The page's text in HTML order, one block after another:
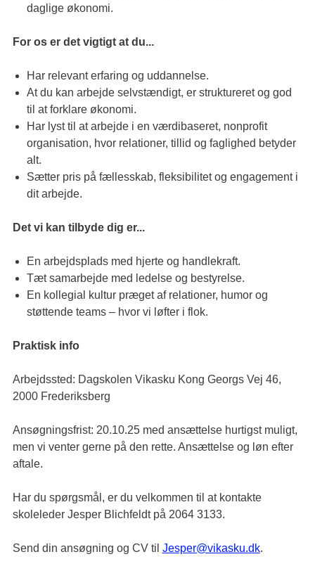
daglige økonomi.
For os er det vigtigt at du...
Har relevant erfaring og uddannelse.
At du kan arbejde selvstændigt, er struktureret og god
til at forklare økonomi.
Har lyst til at arbejde i en værdibaseret, nonprofit
organisation, hvor relationer, tillid og faglighed betyder
alt.
Sætter pris på fællesskab, fleksibilitet og engagement i
dit arbejde.
Det vi kan tilbyde dig er...
En arbejdsplads med hjerte og handlekraft.
Tæt samarbejde med ledelse og bestyrelse.
En kollegial kultur præget af relationer, humor og
støttende teams – hvor vi løfter i flok.
Praktisk info
Arbejdssted: Dagskolen Vikasku Kong Georgs Vej 46,
2000 Frederiksberg
Ansøgningsfrist: 20.10.25 med ansættelse hurtigst muligt,
men vi venter gerne på den rette. Ansættelse og løn efter
aftale.
Har du spørgsmål, er du velkommen til at kontakte
skoleleder Jesper Blichfeldt på 2064 3133.
Send din ansøgning og CV til Jesper@vikasku.dk.